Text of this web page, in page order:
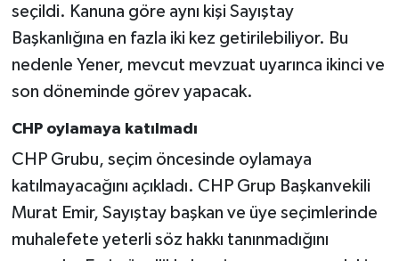
seçildi. Kanuna göre aynı kişi Sayıştay
Başkanlığına en fazla iki kez getirilebiliyor. Bu
nedenle Yener, mevcut mevzuat uyarınca ikinci ve
son döneminde görev yapacak.
CHP oylamaya katılmadı
CHP Grubu, seçim öncesinde oylamaya
katılmayacağını açıkladı. CHP Grup Başkanvekili
Murat Emir, Sayıştay başkan ve üye seçimlerinde
muhalefete yeterli söz hakkı tanınmadığını